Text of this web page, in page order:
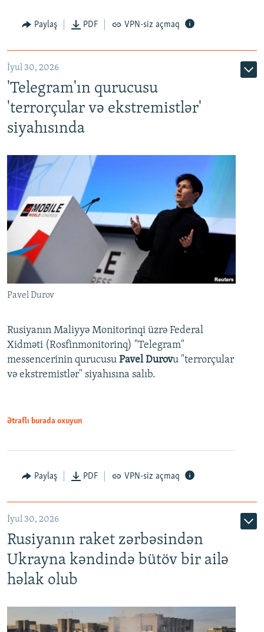
Paylaş PDF VPN-siz açmaq
İyul 30, 2026
'Telegram'ın qurucusu
'terrorçular və ekstremistlər'
siyahısında
Pavel Durov
Rusiyanın Maliyyə Monitorinqi üzrə Federal
Xidməti (Rosfinmonitorinq) "Telegram"
messencerinin qurucusu Pavel Durovu "terrorçular
və ekstremistlər" siyahısına salıb.
Ətraflı burada oxuyun
Paylaş PDF VPN-siz açmaq
İyul 30, 2026
Rusiyanın raket zərbəsindən
Ukrayna kəndində bütöv bir ailə
həlak olub